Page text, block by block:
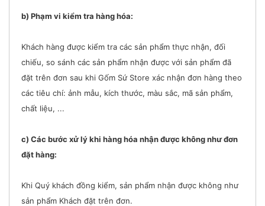
b) Phạm vi kiểm tra hàng hóa:
Khách hàng được kiểm tra các sản phẩm thực nhận, đối
chiếu, so sánh các sản phẩm nhận được với sản phẩm đã
đặt trên đơn sau khi Gốm Sứ Store xác nhận đơn hàng theo
các tiêu chí: ảnh mẫu, kích thước, màu sắc, mã sản phẩm,
chất liệu, ...
c) Các bước xử lý khi hàng hóa nhận được không như đơn
đặt hàng:
Khi Quý khách đồng kiểm, sản phẩm nhận được không như
sản phẩm Khách đặt trên đơn.